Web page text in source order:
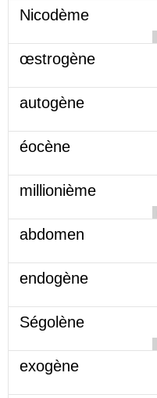
Nicodème
œstrogène
autogène
éocène
millionième
abdomen
endogène
Ségolène
exogène